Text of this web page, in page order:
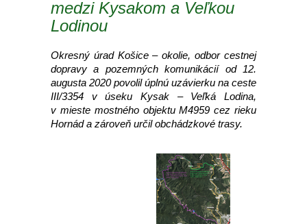
medzi Kysakom a Veľkou
Lodinou
Okresný úrad Košice – okolie, odbor cestnej
dopravy a pozemných komunikácií od 12.
augusta 2020 povolil úplnú uzávierku na ceste
III/3354 v úseku Kysak – Veľká Lodina,
v mieste mostného objektu M4959 cez rieku
Hornád a zároveň určil obchádzkové trasy.